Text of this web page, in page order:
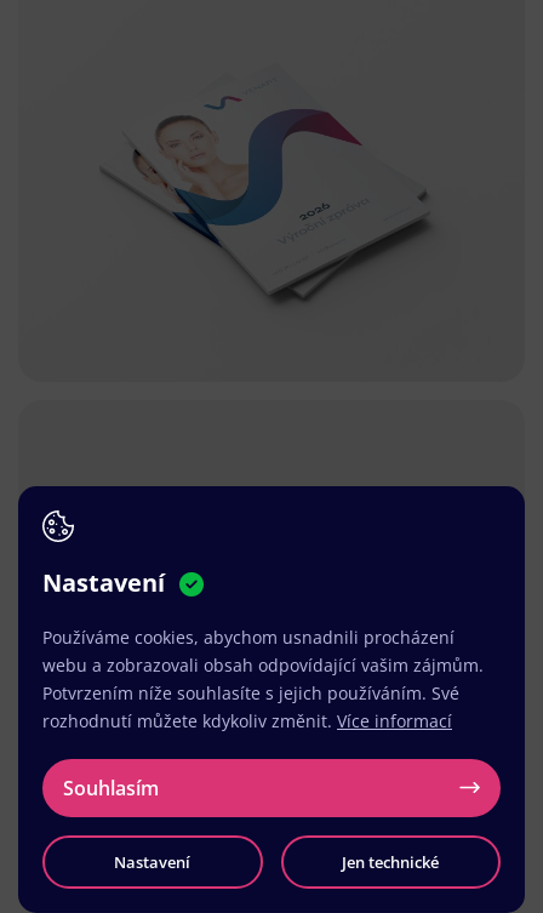
Načíst další
Nastavení
Používáme cookies, abychom usnadnili procházení
webu a zobrazovali obsah odpovídající vašim zájmům.
Potvrzením níže souhlasíte s jejich používáním. Své
rozhodnutí můžete kdykoliv změnit. Více informací
Souhlasím
Nastavení Jen technické